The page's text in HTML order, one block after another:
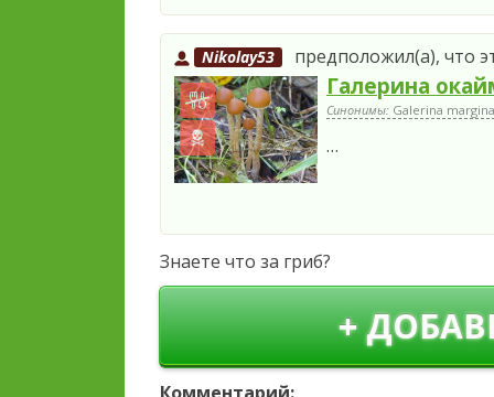
Nikolay53 предположил(а), что
Галерина
Синонимы: Galerina
…
Знаете что за гриб?
+